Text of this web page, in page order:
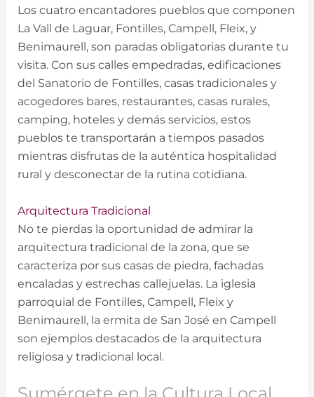
Los cuatro encantadores pueblos que componen
La Vall de Laguar, Fontilles, Campell, Fleix, y
Benimaurell, son paradas obligatorias durante tu
visita. Con sus calles empedradas, edificaciones
del Sanatorio de Fontilles, casas tradicionales y
acogedores bares, restaurantes, casas rurales,
camping, hoteles y demás servicios, estos
pueblos te transportarán a tiempos pasados
mientras disfrutas de la auténtica hospitalidad
rural y desconectar de la rutina cotidiana.
Arquitectura Tradicional
No te pierdas la oportunidad de admirar la
arquitectura tradicional de la zona, que se
caracteriza por sus casas de piedra, fachadas
encaladas y estrechas callejuelas. La iglesia
parroquial de Fontilles, Campell, Fleix y
Benimaurell, la ermita de San José en Campell
son ejemplos destacados de la arquitectura
religiosa y tradicional local.
Sumérgete en la Cultura Local